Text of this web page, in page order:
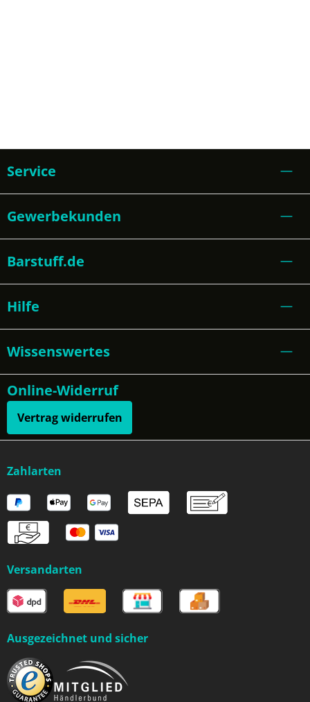
Service
Gewerbekunden
Barstuff.de
Hilfe
Wissenswertes
Online-Widerruf
Vertrag widerrufen
Zahlarten
Versandarten
Ausgezeichnet und sicher